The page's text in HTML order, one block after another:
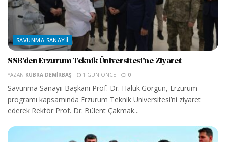
SAVUNMA SANAYII
SSB’den Erzurum Teknik Üniversitesi’ne Ziyaret
YAZAN KÜBRA DEMIRBAŞ 1 GÜN ÖNCE 0
Savunma Sanayii Başkanı Prof. Dr. Haluk Görgün, Erzurum
programı kapsamında Erzurum Teknik Üniversitesi’ni ziyaret
ederek Rektör Prof. Dr. Bülent Çakmak...